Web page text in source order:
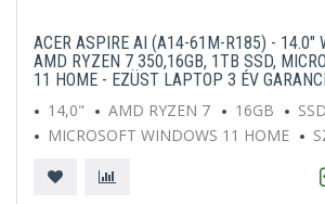
ACER ASPIRE AI (A14-61M-R185) - 14.0"
AMD RYZEN 7 350,16GB, 1TB SSD,
11 HOME - EZÜST LAPTOP 3 ÉV
14,0"
AMD RYZEN 7 16GB
MICROSOFT WINDOWS 11 HOME